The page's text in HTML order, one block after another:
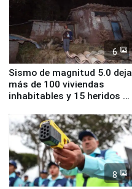
6
Sismo de magnitud 5.0 deja
más de 100 viviendas
inhabitables y 15 heridos en
8